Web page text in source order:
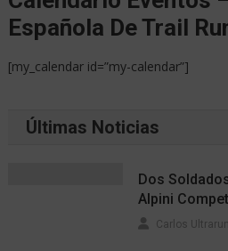
Española De Trail
[my_calendar id=”my-calendar”]
Últimas Noticias
Dos
Alpini
Carlos Ultrarun